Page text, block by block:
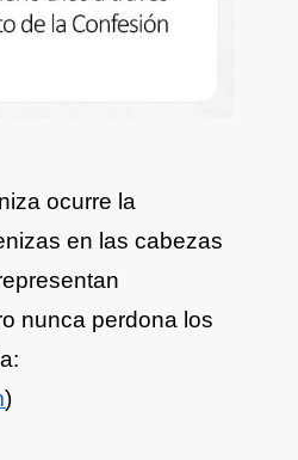
ocurre la
en las cabezas
nunca perdona los
)